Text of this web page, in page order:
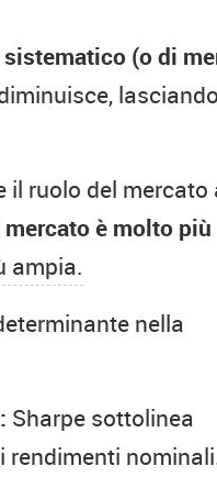
(o di
il ruolo del mercato
è molto più
ampia.
nella
Sharpe sottolinea
rendimenti